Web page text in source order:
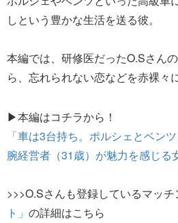
しという豊かな生活を送る彼。
本編では、研修医だったO.Sさん
ら、忘れられない恋などを赤裸々
▶本編はコチラから！
「車は3台持ち。ポルシェとベン
腕経営者（31歳）が魅力を感じる
>>>O.Sさんも登録しているマッチ
ト」 の詳細はこちら